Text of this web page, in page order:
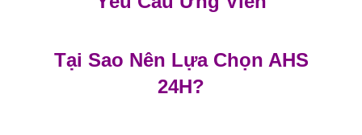
Tại Sao Nên Lựa Chọn AHS
24H?